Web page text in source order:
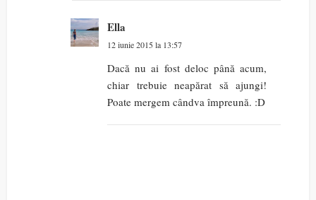
Ella
12 iunie 2015 la 13:57
Dacă nu ai fost deloc până acum,
chiar trebuie neapărat să ajungi!
Poate mergem cândva împreună. :D